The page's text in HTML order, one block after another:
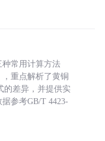
常用计算方法
，重点解析了黄铜
的差异，并提供实
参考GB/T 4423-